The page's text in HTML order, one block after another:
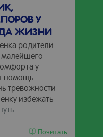
У
ЖИЗНИ
родители
малейшего
у
помощь
тревожности
избежать
Почитать